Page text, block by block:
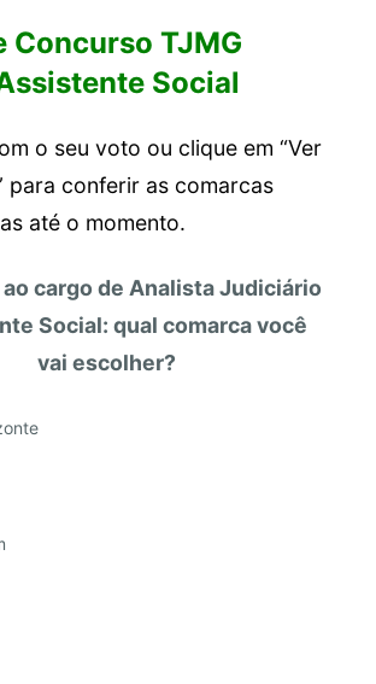
Concurso TJMG
Social
o seu voto ou clique em “Ver
para conferir as comarcas
até o momento.
cargo de Analista Judiciário
Social: qual comarca você
vai escolher?